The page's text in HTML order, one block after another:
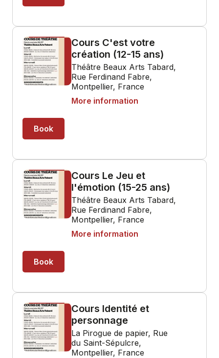
Cours C'est votre
création (12-15 ans)
Théâtre Beaux Arts Tabard,
Rue Ferdinand Fabre,
Montpellier, France
More information
Book
Cours Le Jeu et
l'émotion (15-25 ans)
Théâtre Beaux Arts Tabard,
Rue Ferdinand Fabre,
Montpellier, France
More information
Book
Cours Identité et
personnage
La Pirogue de papier, Rue
du Saint-Sépulcre,
Montpellier, France